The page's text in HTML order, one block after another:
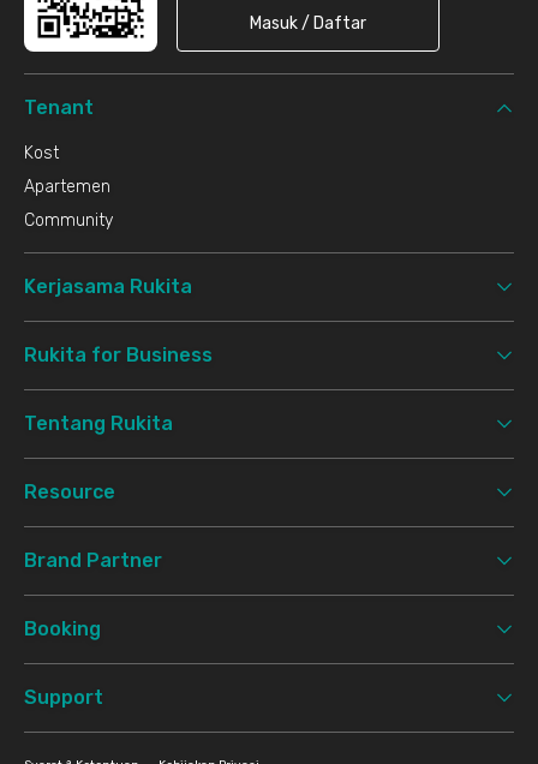
Masuk / Daftar
Tenant
Kost
Apartemen
Community
Kerjasama Rukita
Rukita for Business
Tentang Rukita
Resource
Brand Partner
Booking
Support